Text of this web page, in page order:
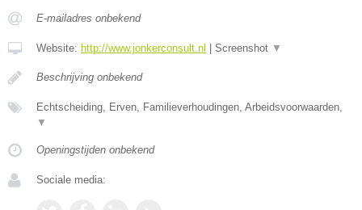
E-mailadres onbekend
Website: http://www.jonkerconsult.nl Screenshot ▼
Beschrijving onbekend
Echtscheiding, Erven, Familieverhoudingen, Arbeidsvoorwaarden,
▼
Openingstijden onbekend
Sociale media: